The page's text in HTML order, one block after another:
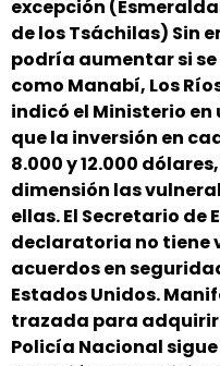
excepción
de los Tsáchilas) Sin
podría aumentar si
como Manabí, Los
indicó el Ministerio
que la inversión en
8.000 y 12.000
dimensión las
ellas. El Secretario
declaratoria no tiene
acuerdos en
Estados Unidos.
trazada para
Policía Nacional